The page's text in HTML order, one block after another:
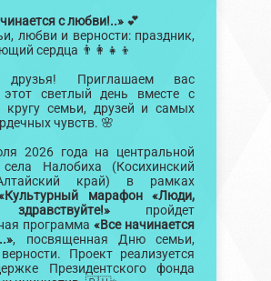
с любви!..»💕
любви и верности: праздник,
сердца 👨‍👩‍👧‍👦
друзья! Приглашаем вас
этот светлый день вместе с
семьи, друзей и самых
чувств. 🌸
2026 года на центральной
Налобиха (Косихинский
край) в рамках
марафон «Люди,
пройдет
программа«Все начинается
, посвященная Дню семьи,
Проект реализуется
Президентского фонда